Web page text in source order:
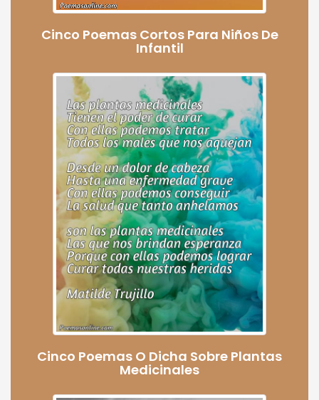
Cinco Poemas Cortos Para Niños De
Infantil
Cinco Poemas O Dicha Sobre Plantas
Medicinales